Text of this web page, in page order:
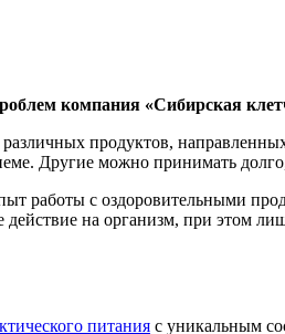
компания «Сибирская
продуктов,
Другие можно принимать
работы с оздоровительными
на организм, при этом
питания с уникальным